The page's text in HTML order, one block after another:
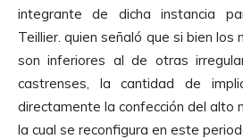
integrante de dicha instancia
Teillier. quien señaló que si bien
son inferiores al de otras
castrenses, la cantidad de
directamente la confección del alto
la cual se reconfigura en este